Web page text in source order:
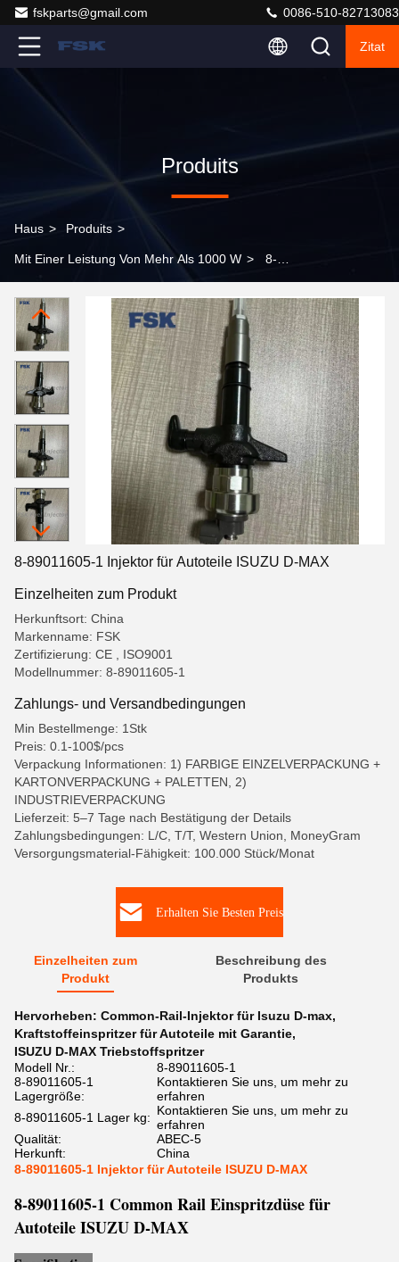
fskparts@gmail.com 0086-510-82713083
Zitat
Produits
Haus > Produits >
Mit Einer Leistung Von Mehr Als 1000 W > 8-
8-89011605-1 Injektor für Autoteile ISUZU D-MAX
Einzelheiten zum Produkt
Herkunftsort: China
Markenname: FSK
Zertifizierung: CE , ISO9001
Modellnummer: 8-89011605-1
Zahlungs- und Versandbedingungen
Min Bestellmenge: 1Stk
Preis: 0.1-100$/pcs
Verpackung Informationen: 1) FARBIGE EINZELVERPACKUNG +
KARTONVERPACKUNG + PALETTEN, 2)
INDUSTRIEVERPACKUNG
Lieferzeit: 5–7 Tage nach Bestätigung der Details
Zahlungsbedingungen: L/C, T/T, Western Union, MoneyGram
Versorgungsmaterial-Fähigkeit: 100.000 Stück/Monat
Erhalten Sie Besten Preis
Einzelheiten zum
Produkt
Beschreibung des
Produkts
Hervorheben: Common-Rail-Injektor für Isuzu D-max,
Kraftstoffeinspritzer für Autoteile mit Garantie,
ISUZU D-MAX Triebstoffspritzer
Modell Nr.:
8-89011605-1
8-89011605-1
Lagergröße:
Kontaktieren Sie uns, um mehr zu
erfahren
8-89011605-1 Lager kg: Kontaktieren Sie uns, um mehr zu
erfahren
Qualität:
ABEC-5
Herkunft:
China
8-89011605-1 Injektor für Autoteile ISUZU D-MAX
8-89011605-1 Common Rail Einspritzdüse für
Autoteile ISUZU D-MAX